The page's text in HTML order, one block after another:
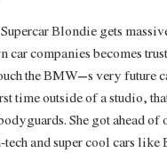
Supercar Blondie gets
companies becomes
the BMW’s very future
time outside of a studio,
She got ahead
tech and super cool cars